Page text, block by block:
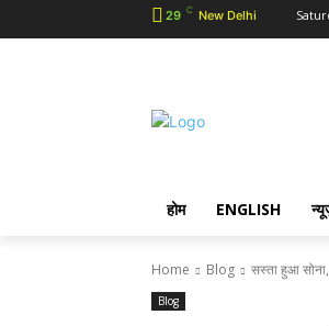
29 C New Delhi
होम ENGLISH
Home Blog सस्ता हुआ
Blog